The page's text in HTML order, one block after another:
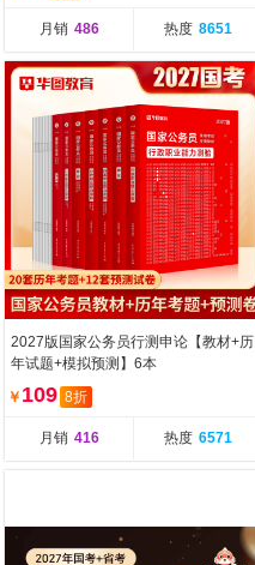
月销 486 热度 8651
2027版国家公务员行测申论【教材+历
年试题+模拟预测】6本
￥ 109 8折
月销 416 热度 6571